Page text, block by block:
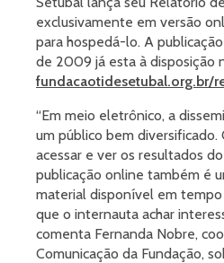
exclusivamente em versão
para hospedá-lo. A
de 2009 já esta à disposição
fundacaotidesetubal.org.br/
“Em meio eletrônico, a
um público bem diversificado.
acessar e ver os resultados
publicação online também é
material disponível em
que o internauta achar
comenta Fernanda Nobre,
Comunicação da Fundação,